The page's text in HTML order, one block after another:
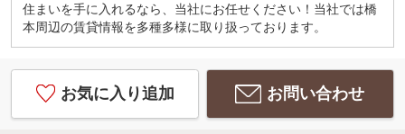
住まいを手に入れるなら、当社にお任せください！当社では橋
本周辺の賃貸情報を多種多様に取り扱っております。
お気に入り追加 お問い合わせ